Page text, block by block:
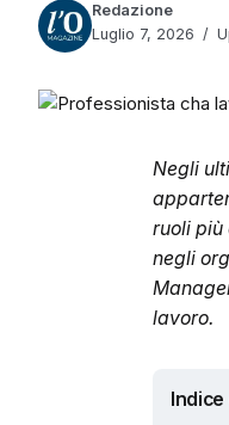
Redazione
Luglio 7, 2026
Negli
ruoli più
negli
lavoro.